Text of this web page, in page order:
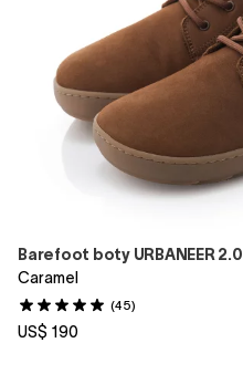
Barefoot boty URBANEER 2.0
Caramel
(45)
US$ 190